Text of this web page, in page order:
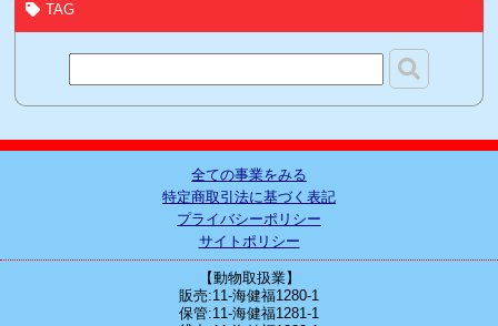
TAG
全ての事業をみる
特定商取引法に基づく表記
プライバシーポリシー
サイトポリシー
【動物取扱業】
販売:11-海健福1280-1
保管:11-海健福1281-1